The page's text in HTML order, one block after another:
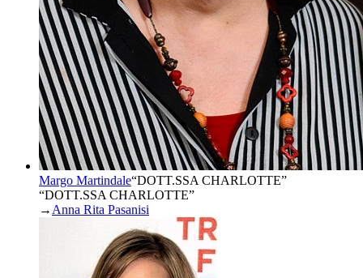
Margo Martindale“DOTT.SSA CHARLOTTE”
“DOTT.SSA CHARLOTTE”
→ Anna Rita Pasanisi